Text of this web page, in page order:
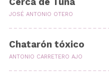
JOSÉ ANTONIO OTERO
Chatarón tóxico
ANTONIO CARRETERO AJO